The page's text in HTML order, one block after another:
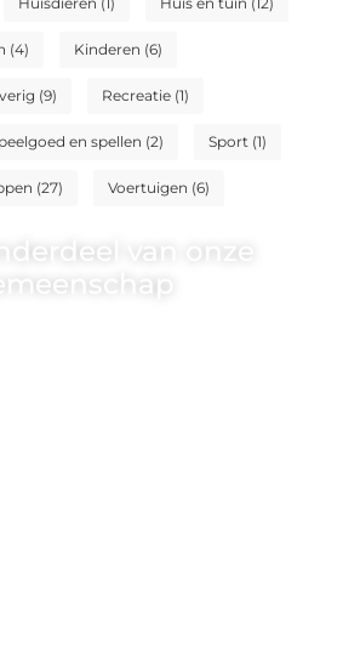
(4) Kinderen (6)
(9) Recreatie(1)
en spellen (2) Sport(1)
(27) Voertuigen (6)
van onze